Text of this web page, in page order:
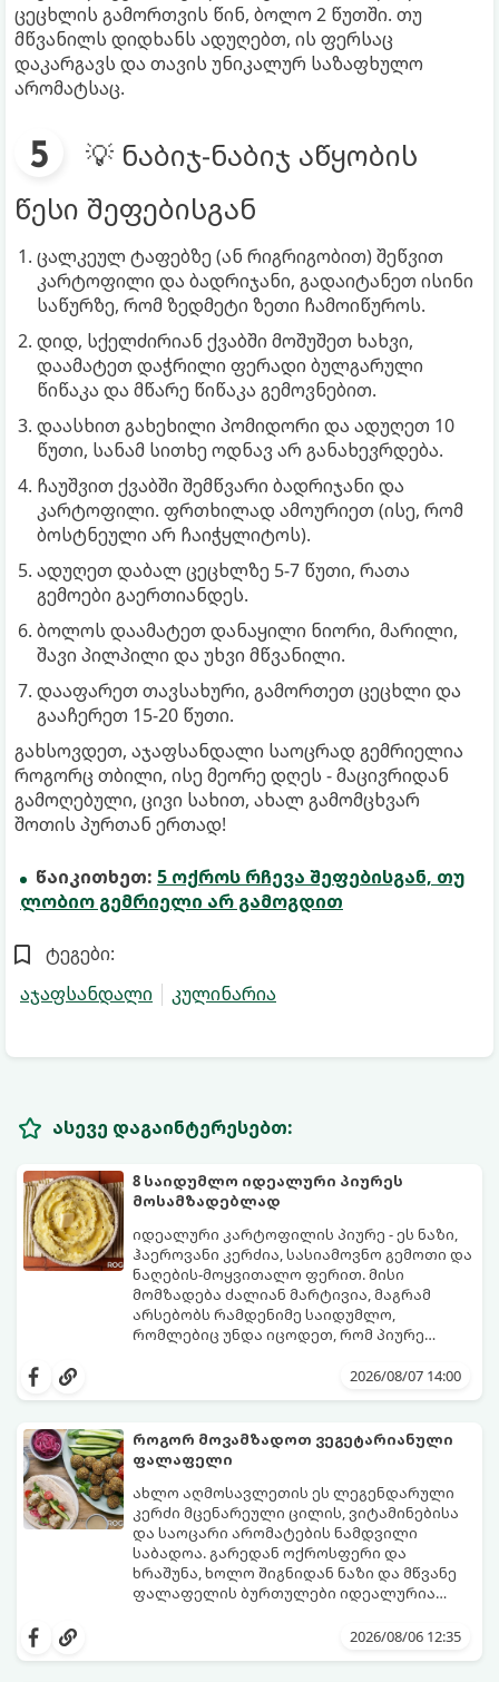
ცეცხლის გამორთვის წინ, ბოლო 2 წუთში. თუ
მწვანილს დიდხანს ადუღებთ, ის ფერსაც
დაკარგავს და თავის უნიკალურ საზაფხულო
არომატსაც.
💡 ნაბიჯ-ნაბიჯ აწყობის
წესი შეფებისგან
ცალკეულ ტაფებზე (ან რიგრიგობით) შეწვით
კარტოფილი და ბადრიჯანი, გადაიტანეთ ისინი
საწურზე, რომ ზედმეტი ზეთი ჩამოიწუროს.
დიდ, სქელძირიან ქვაბში მოშუშეთ ხახვი,
დაამატეთ დაჭრილი ფერადი ბულგარული
წიწაკა და მწარე წიწაკა გემოვნებით.
დაასხით გახეხილი პომიდორი და ადუღეთ 10
წუთი, სანამ სითხე ოდნავ არ განახევრდება.
ჩაუშვით ქვაბში შემწვარი ბადრიჯანი და
კარტოფილი. ფრთხილად ამოურიეთ (ისე, რომ
ბოსტნეული არ ჩაიჭყლიტოს).
ადუღეთ დაბალ ცეცხლზე 5-7 წუთი, რათა
გემოები გაერთიანდეს.
ბოლოს დაამატეთ დანაყილი ნიორი, მარილი,
შავი პილპილი და უხვი მწვანილი.
დააფარეთ თავსახური, გამორთეთ ცეცხლი და
გააჩერეთ 15-20 წუთი.
გახსოვდეთ, აჯაფსანდალი საოცრად გემრიელია
როგორც თბილი, ისე მეორე დღეს - მაცივრიდან
გამოღებული, ცივი სახით, ახალ გამომცხვარ
შოთის პურთან ერთად!
წაიკითხეთ: 5 ოქროს რჩევა შეფებისგან, თუ
ლობიო გემრიელი არ გამოგდით
ტეგები:
აჯაფსანდალი
კულინარია
ასევე დაგაინტერესებთ:
8 საიდუმლო იდეალური პიურეს
მოსამზადებლად
იდეალური კარტოფილის პიურე - ეს ნაზი,
ჰაეროვანი კერძია, სასიამოვნო გემოთი და
ნაღების-მოყვითალო ფერით. მისი
მომზადება ძალიან მარტივია, მაგრამ
არსებობს რამდენიმე საიდუმლო,
რომლებიც უნდა იცოდეთ, რომ პიურე
2026/08/07 14:00
როგორ მოვამზადოთ ვეგეტარიანული
ფალაფელი
ახლო აღმოსავლეთის ეს ლეგენდარული
კერძი მცენარეული ცილის, ვიტამინებისა
და საოცარი არომატების ნამდვილი
საბადოა. გარედან ოქროსფერი და
ხრაშუნა, ხოლო შიგნიდან ნაზი და მწვანე
ფალაფელის ბურთულები იდეალურია
სალათებთან ერთად ან ტახინის (სესამის)
მდგომარეობს, რომ გამოიყენება2026/08/06 12:35